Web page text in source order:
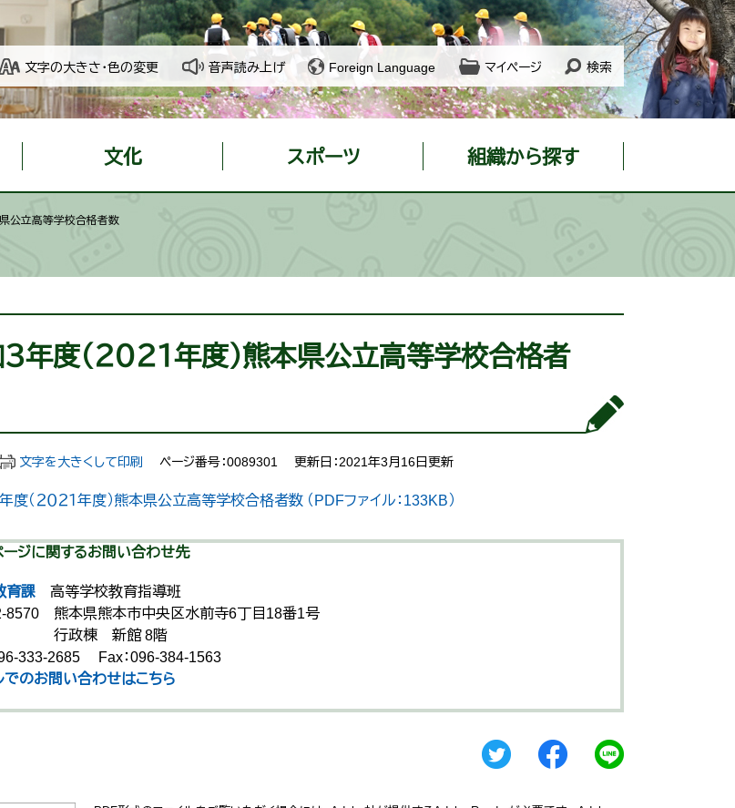
文字の大きさ・色の変更 音声読み上げ Foreign Language マイページ 検索
文化 スポーツ 組織から探す
県公立高等学校合格者数
年度（２０２１年度）熊本県公立高等学校合格者
文字を大きくして印刷 ページ番号：0089301 更新日：2021年3月16日更新
度（２０２１年度）熊本県公立高等学校合格者数 （PDFファイル：133KB）
ージに関するお問い合わせ先
育課
高等学校教育指導班
8570
熊本県熊本市中央区水前寺6丁目18番1号
行政棟 新館 8階
333-2685
Fax：096-384-1563
でのお問い合わせはこちら